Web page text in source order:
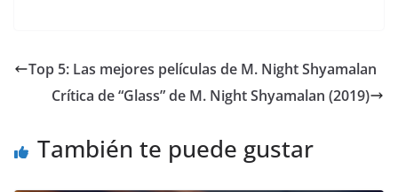
Top 5: Las mejores películas de M. Night Shyamalan
Crítica de “Glass” de M. Night Shyamalan (2019)
También te puede gustar